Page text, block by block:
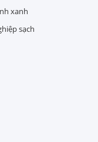
xanh
sạch